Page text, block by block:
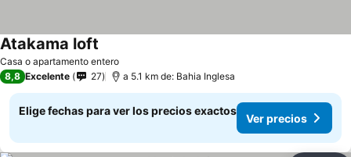
Casa o apartamento entero
Atakama loft
8,8 Excelente 27 a 5.1 km de: Bahia Inglesa
Elige fechas para ver los precios exactos
Ver precios